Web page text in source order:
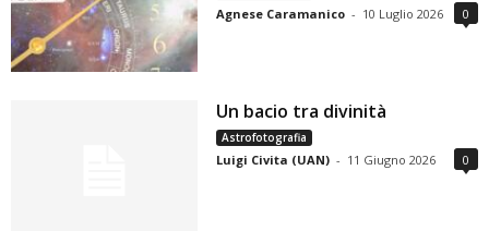
Agnese Caramanico - 10 Luglio 2026 0
Un bacio tra divinità
Astrofotografia
Luigi Civita (UAN) - 11 Giugno 2026 0